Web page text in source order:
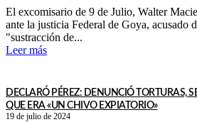
El excomisario de 9 de Julio, Walter
ante la justicia Federal de Goya, acusado
"sustracción de...
Leer más
DECLARÓ PÉREZ: DENUNCIÓ TORTURAS,
QUE ERA «UN CHIVO EXPIATORIO»
19 de julio de 2024